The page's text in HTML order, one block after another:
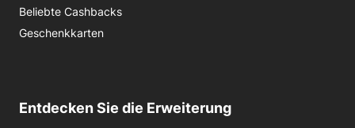
Beliebte Cashbacks
Geschenkkarten
Entdecken Sie die Erweiterung